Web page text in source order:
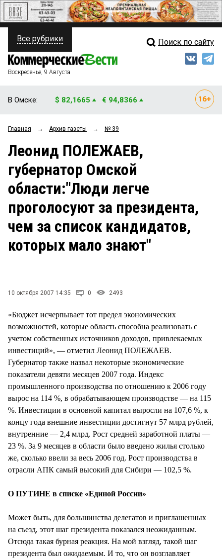
ПОЛИТИКА
ФИНАНСЫ
ОБЩЕСТВО
ЗАКОН
НОВОСТИ КОМПАНИЙ
СТИЛЬ ЖИЗНИ
Свежий выпуск
Рейтинги
Блоги
Архив
Все рубрики Поиск по сайту
Воскресенье, 9 Августа
В Омске: $ 82,1665 € 94,8366
Главная → Архив газеты → № 39
Леонид ПОЛЕЖАЕВ,
губернатор Омской
области:"Люди легче
проголосуют за президента,
чем за список кандидатов,
которых мало знают"
10 октября 2007 14:35 0 2493
«Бюджет исчерпывает тот предел экономических
возможностей, которые область способна реализовать с
учетом собственных источников доходов, привлекаемых
инвестиций», — отметил Леонид ПОЛЕЖАЕВ.
Губернатор также назвал некоторые экономические
показатели девяти месяцев 2007 года. Индекс
промышленного производства по отношению к 2006 году
вырос на 114 %, в обрабатывающем производстве — на 115
%. Инвестиции в основной капитал выросли на 107,6 %, к
концу года внешние инвестиции достигнут 57 млрд рублей,
внутренние — 2,4 млрд. Рост средней заработной платы —
23 %. За 9 месяцев в области было введено жилья столько
же, сколько ввели за весь 2006 год. Рост производства в
отрасли АПК самый высокий для Сибири — 102,5 %.
О ПУТИНЕ в списке «Единой России»
Может быть, для большинства делегатов и приглашенных
на съезд, этот шаг президента показался неожиданным.
Отсюда такая бурная реакция. На мой взгляд, такой шаг
президента был ожидаемым. И то, что он возглавляет